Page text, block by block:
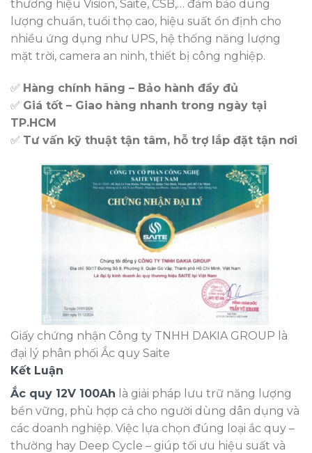
thương hiệu Vision, Saite, CSB,… đảm bảo dung
lượng chuẩn, tuổi thọ cao, hiệu suất ổn định cho
nhiều ứng dụng như UPS, hệ thống năng lượng
mặt trời, camera an ninh, thiết bị công nghiệp.
✅ Hàng chính hãng – Bảo hành đầy đủ
✅ Giá tốt – Giao hàng nhanh trong ngày tại
TP.HCM
✅ Tư vấn kỹ thuật tận tâm, hỗ trợ lắp đặt tận nơi
Giấy chứng nhận Công ty TNHH DAKIA GROUP là
đại lý phân phối Ắc quy Saite
Kết Luận
Ắc quy 12V 100Ah là giải pháp lưu trữ năng lượng
bền vững, phù hợp cả cho người dùng dân dụng và
các doanh nghiệp. Việc lựa chọn đúng loại ắc quy –
thường hay Deep Cycle – giúp tối ưu hiệu suất và